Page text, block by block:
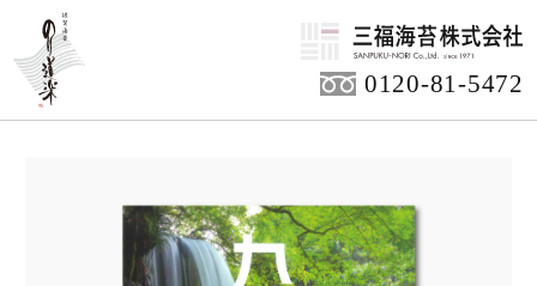
0120-81-5472
HOME